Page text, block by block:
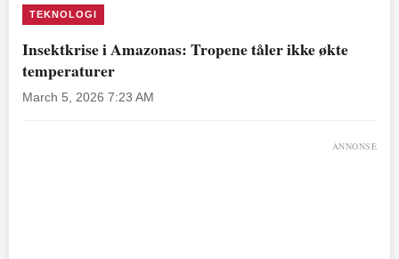
TEKNOLOGI
Insektkrise i Amazonas: Tropene tåler ikke økte
temperaturer
March 5, 2026 7:23 AM
ANNONSE